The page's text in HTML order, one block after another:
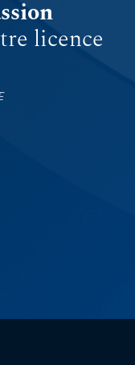
licence